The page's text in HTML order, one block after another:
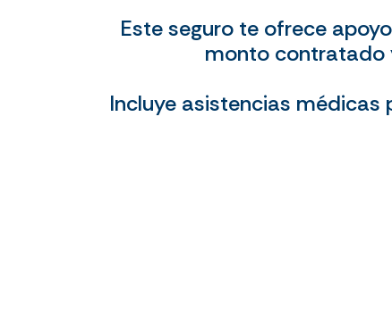
Este seguro te ofrece
monto contratado
Incluye asistencias